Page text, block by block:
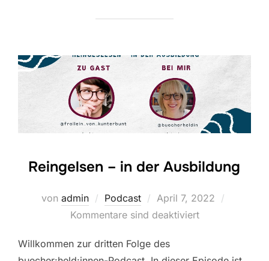
Reingelsen – in der Ausbildung
von admin Podcast
Veröffentlicht
am
April 7, 2022
Kommentare sind deaktiviert
Willkommen zur dritten Folge des